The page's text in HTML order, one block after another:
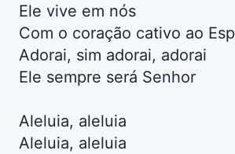
Ele vive em nós
Com o coração cativo ao
Adorai, sim adorai, adorai
Ele sempre será Senhor
Aleluia, aleluia
Aleluia, aleluia